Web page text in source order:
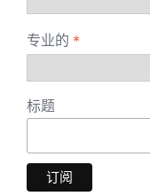
专业的 *
标题